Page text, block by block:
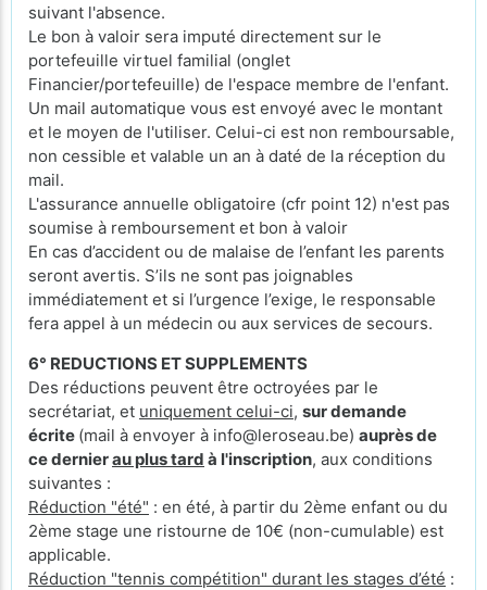
suivant l'absence.
Le bon à valoir sera imputé directement sur le
portefeuille virtuel familial (onglet
Financier/portefeuille) de l'espace membre de l'enfant.
Un mail automatique vous est envoyé avec le montant
et le moyen de l'utiliser. Celui-ci est non remboursable,
non cessible et valable un an à daté de la réception du
mail.
L'assurance annuelle obligatoire (cfr point 12) n'est pas
soumise à remboursement et bon à valoir
En cas d’accident ou de malaise de l’enfant les parents
seront avertis. S’ils ne sont pas joignables
immédiatement et si l’urgence l’exige, le responsable
fera appel à un médecin ou aux services de secours.
6° REDUCTIONS ET SUPPLEMENTS
Des réductions peuvent être octroyées par le
secrétariat, et uniquement celui-ci, sur demande
écrite (mail à envoyer à info@leroseau.be) auprès de
ce dernierau plus tard à l'inscription, aux conditions
suivantes :
Réduction "été" : en été, à partir du 2ème enfant ou du
2ème stage une ristourne de 10€ (non-cumulable) est
applicable.
Réduction "tennis compétition" durant les stages d’été :